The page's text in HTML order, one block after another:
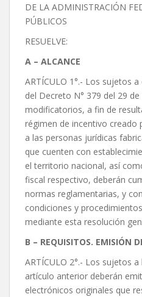
DE LA ADMINISTRACIÓN
PÚBLICOS
RESUELVE:
A – ALCANCE
ARTÍCULO 1°.- Los sujetos
del Decreto N° 379 del 29
modificatorios, a fin de
régimen de incentivo creado
a las personas jurídicas
que cuenten con
el territorio nacional, así
fiscal respectivo, deberán
normas reglamentarias, y
condiciones y
mediante esta resolución
B – REQUISITOS. EMISIÓN
ARTÍCULO 2°.- Los sujetos
artículo anterior deberán
electrónicos originales que